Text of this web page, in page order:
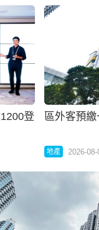
登
區外客預
地產 2026-